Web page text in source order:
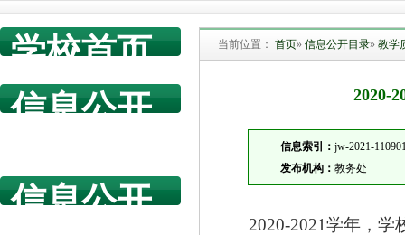
学校首页
信息公开
信息公开
当前位置： 首页» 信息公开目录» 教学
2020-
信息索引：jw-2021-
发布机构：教务处
2020-2021学年，学